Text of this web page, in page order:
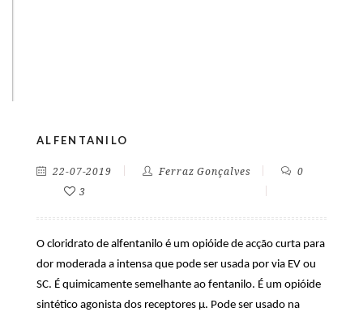
ALFENTANILO
22-07-2019 Ferraz Gonçalves
0
3
O cloridrato de alfentanilo é um opióide de acção curta para
dor moderada a intensa que pode ser usada por via EV ou
SC. É quimicamente semelhante ao fentanilo. É um opióide
sintético agonista dos receptores µ. Pode ser usado na